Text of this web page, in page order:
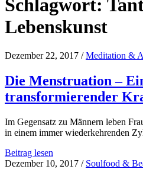
Schlagwort:
Lebenskunst
Dezember 22, 2017 /Meditation &
Die Menstruation –
transformierender
Im Gegensatz zu Männern leben
in einem immer wiederkehrenden
Beitrag lesen
Menstruation
Dezember 10, 2017 / Soulfood &